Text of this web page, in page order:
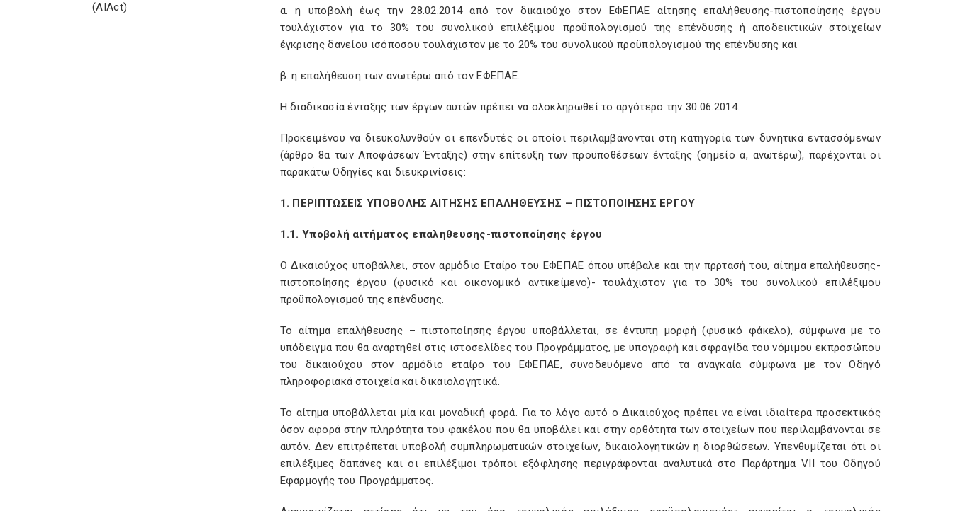
(AIAct)
α. η υποβολή έως την 28.02.2014 από τον δικαιούχο στον ΕΦΕΠΑΕ αίτησης επαλήθευσης-πιστοποίησης έργου
τουλάχιστον για το 30% του συνολικού επιλέξιμου προϋπολογισμού της επένδυσης ή αποδεικτικών στοιχείων
έγκρισης δανείου ισόποσου τουλάχιστον με το 20% του συνολικού προϋπολογισμού της επένδυσης και
β. η επαλήθευση των ανωτέρω από τον ΕΦΕΠΑΕ.
Η διαδικασία ένταξης των έργων αυτών πρέπει να ολοκληρωθεί το αργότερο την 30.06.2014.
Προκειμένου να διευκολυνθούν οι επενδυτές οι οποίοι περιλαμβάνονται στη κατηγορία των δυνητικά εντασσόμενων
(άρθρο 8α των Αποφάσεων Ένταξης) στην επίτευξη των προϋποθέσεων ένταξης (σημείο α, ανωτέρω), παρέχονται οι
παρακάτω Οδηγίες και διευκρινίσεις:
1. ΠΕΡΙΠΤΩΣΕΙΣ ΥΠΟΒΟΛΗΣ ΑΙΤΗΣΗΣ ΕΠΑΛΗΘΕΥΣΗΣ – ΠΙΣΤΟΠΟΙΗΣΗΣ ΕΡΓΟΥ
1.1. Υποβολή αιτήματος επαληθευσης-πιστοποίησης έργου
Ο Δικαιούχος υποβάλλει, στον αρμόδιο Εταίρο του ΕΦΕΠΑΕ όπου υπέβαλε και την πρρτασή του, αίτημα επαλήθευσης-
πιστοποίησης έργου (φυσικό και οικονομικό αντικείμενο)- τουλάχιστον για το 30% του συνολικού επιλέξιμου
προϋπολογισμού της επένδυσης.
Το αίτημα επαλήθευσης – πιστοποίησης έργου υποβάλλεται, σε έντυπη μορφή (φυσικό φάκελο), σύμφωνα με το
υπόδειγμα που θα αναρτηθεί στις ιστοσελίδες του Προγράμματος, με υπογραφή και σφραγίδα του νόμιμου εκπροσώπου
του δικαιούχου στον αρμόδιο εταίρο του ΕΦΕΠΑΕ, συνοδευόμενο από τα αναγκαία σύμφωνα με τον Οδηγό
πληροφοριακά στοιχεία και δικαιολογητικά.
Το αίτημα υποβάλλεται μία και μοναδική φορά. Για το λόγο αυτό ο Δικαιούχος πρέπει να είναι ιδιαίτερα προσεκτικός
όσον αφορά στην πληρότητα του φακέλου που θα υποβάλει και στην ορθότητα των στοιχείων που περιλαμβάνονται σε
αυτόν. Δεν επιτρέπεται υποβολή συμπληρωματικών στοιχείων, δικαιολογητικών η διορθώσεων. Υπενθυμίζεται ότι οι
επιλέξιμες δαπάνες και οι επιλέξιμοι τρόποι εξόφλησης περιγράφονται αναλυτικά στο Παράρτημα VII του Οδηγού
Εφαρμογής του Προγράμματος.